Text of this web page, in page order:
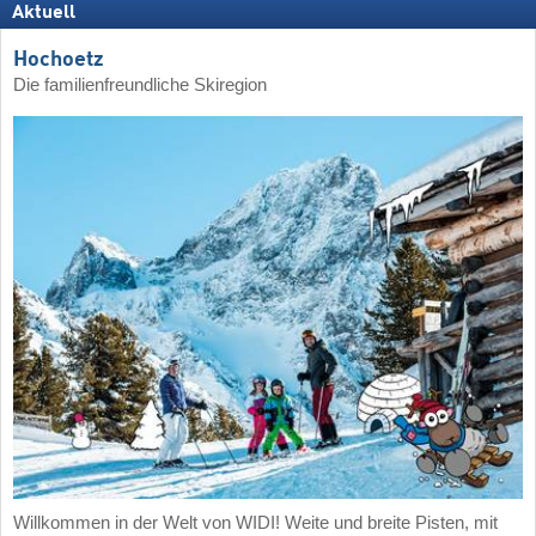
Aktuell
Hochoetz
Die familienfreundliche Skiregion
Willkommen in der Welt von WIDI! Weite und breite Pisten, mit